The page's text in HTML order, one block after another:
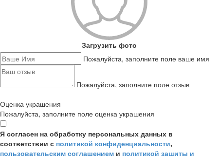
Загрузить фото
Пожалуйста, заполните поле ваше имя
Пожалуйста, заполните поле отзыв
Оценка украшения
Пожалуйста, заполните поле оценка украшения
Я согласен на обработку персональных данных в
соответствии с политикой конфиденциальности,
пользовательским соглашением и политикой защиты и